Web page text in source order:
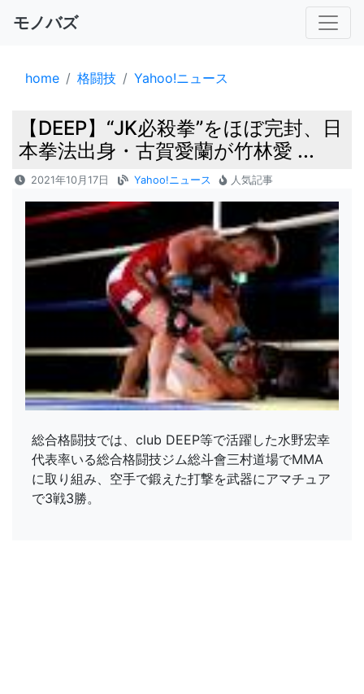
モノバズ
home 格闘技 Yahoo!ニュース
【DEEP】“JK必殺拳”をほぼ完封、日
本拳法出身・古賀愛蘭が竹林愛 ...
2021年10月17日 Yahoo!ニュース 人気記事
総合格闘技では、club DEEP等で活躍した水野宏幸
代表率いる総合格闘技ジム総斗會三村道場でMMA
に取り組み、空手で鍛えた打撃を武器にアマチュア
で3戦3勝。